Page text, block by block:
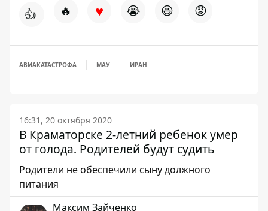
👍 🔥 ♥ 😭 😆 😡
АВИАКАТАСТРОФА МАУ ИРАН
16:31, 20 октября 2020
В Краматорске 2-летний ребенок умер
от голода. Родителей будут судить
Родители не обеспечили сыну должного
питания
Максим Зайченко